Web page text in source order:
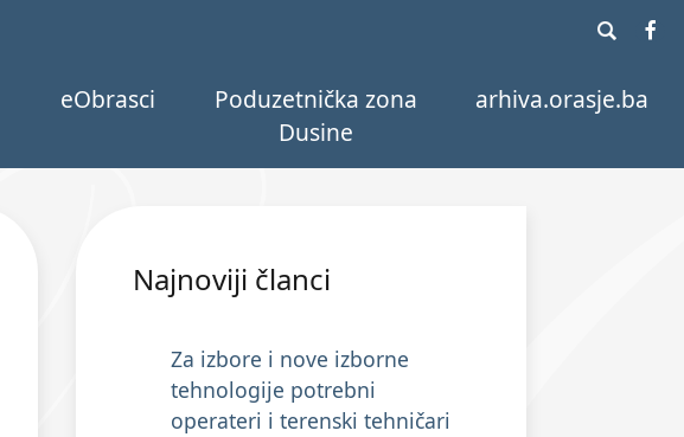
eObrasci
Poduzetnička zona
Dusine
arhiva.orasje.ba
Najnoviji članci
Za izbore i nove izborne
tehnologije potrebni
operateri i terenski tehničari